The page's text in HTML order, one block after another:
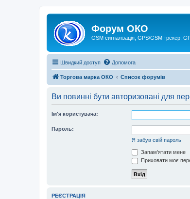
Форум ОКО
GSM сигналізація, GPS/GSM трекер,
Швидкий доступ Допомога
Торгова марка ОКО Список форумів
Ви повинні бути авторизовані для
Ім'я користувача:
Пароль:
Я забув свій пароль
Запам'ятати мене
Приховати моє
РЕЄСТРАЦІЯ